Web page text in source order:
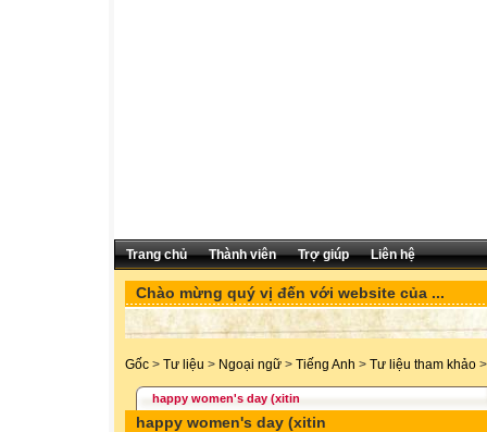
Trang chủ Thành viên Trợ giúp Liên hệ
Chào mừng quý vị đến với website của ...
Gốc > Tư liệu > Ngoại ngữ > Tiếng Anh > Tư liệu tham khảo >
happy women's day (xitin
happy women's day (xitin